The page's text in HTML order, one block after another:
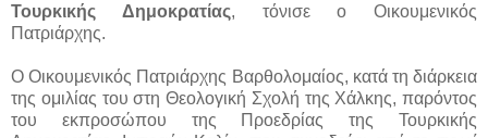
Τουρκικής Δημοκρατίας, τόνισε ο Οικουμενικός
Πατριάρχης.
Ο Οικουμενικός Πατριάρχης Βαρθολομαίος, κατά τη διάρκεια
της ομιλίας του στη Θεολογική Σχολή της Χάλκης, παρόντος
του εκπροσώπου της Προεδρίας της Τουρκικής